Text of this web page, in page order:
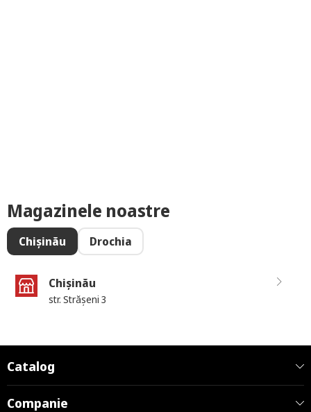
Magazinele noastre
Chișinău Drochia
Chișinău
str. Strășeni 3
Catalog
Companie